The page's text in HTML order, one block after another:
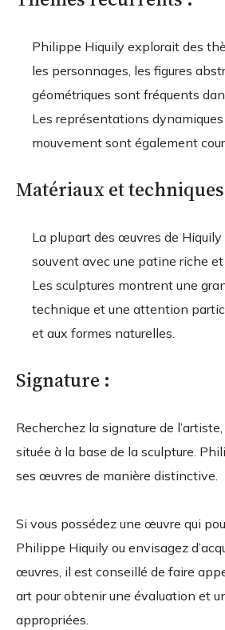
Philippe Hiquily explorait des
les personnages, les figures
géométriques sont fréquents
Les représentations
mouvement sont également
Matériaux et
La plupart des œuvres de
souvent avec une patine riche
Les sculptures montrent une
technique et une attention
et aux formes naturelles.
Signature :
Recherchez la signature de
située à la base de la sculpture.
ses œuvres de manière distinctive.
Si vous possédez une œuvre qui
Philippe Hiquily ou envisagez
œuvres, il est conseillé de faire
art pour obtenir une évaluation et
appropriées.